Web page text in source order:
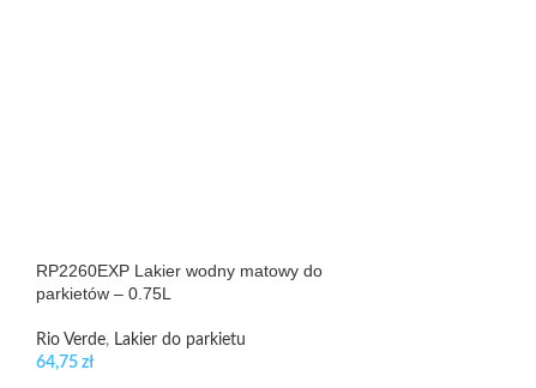
RP2260EXP Lakier wodny matowy do
parkietów – 0.75L
Rio Verde, Lakier do parkietu
64,75 zł